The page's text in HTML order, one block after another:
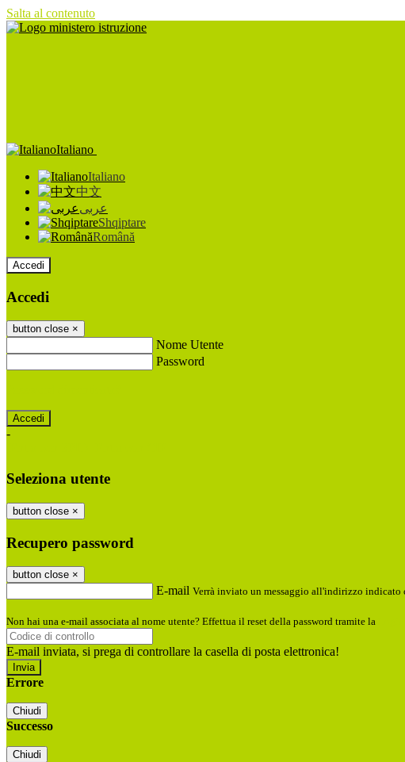
Salta al contenuto
Italiano
Italiano
中文
عربى
Shqiptare
Română
Accedi
Accedi
button close ×
Nome Utente
Password
-
Seleziona utente
button close ×
Recupero password
button close ×
E-mail Verrà inviato un messaggio all'indirizzo indicato
Non hai una e-mail associata al nome utente? Effettua il reset della password tramite la
E-mail inviata, si prega di controllare la casella di posta elettronica!
Errore
Chiudi
Successo
Chiudi